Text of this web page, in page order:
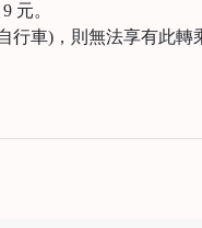
元。
車)，則無法享有此轉